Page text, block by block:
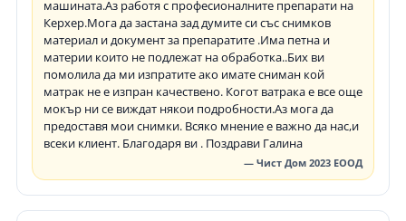
машината.Аз работя с професионалните препарати на
Керхер.Мога да застана зад думите си със снимков
материал и документ за препаратите .Има петна и
материи които не подлежат на обработка..Бих ви
помолила да ми изпратите ако имате сниман кой
матрак не е изпран качествено. Когот ватрака е все още
мокър ни се виждат някои подробности.Аз мога да
предоставя мои снимки. Всяко мнение е важно да нас,и
всеки клиент. Благодаря ви . Поздрави Галина
— Чист Дом 2023 ЕООД